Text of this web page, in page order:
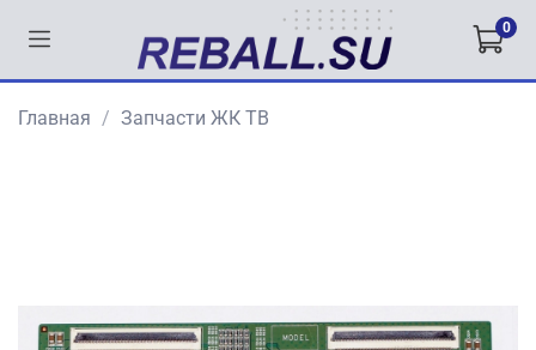
0
Главная Запчасти ЖК ТВ